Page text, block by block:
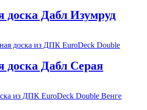
доска Дабл Изумруд
доска Дабл Серая